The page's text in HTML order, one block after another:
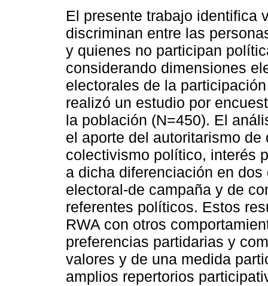
El presente trabajo identifica
discriminan entre las
y quienes no participan
considerando dimensiones
electorales de la
realizó un estudio por
la población (N=450). El
el aporte del autoritarismo
colectivismo político, interés
a dicha diferenciación en
electoral-de campaña y de
referentes políticos. Estos
RWA con otros
preferencias partidarias y
valores y de una medida
amplios repertorios